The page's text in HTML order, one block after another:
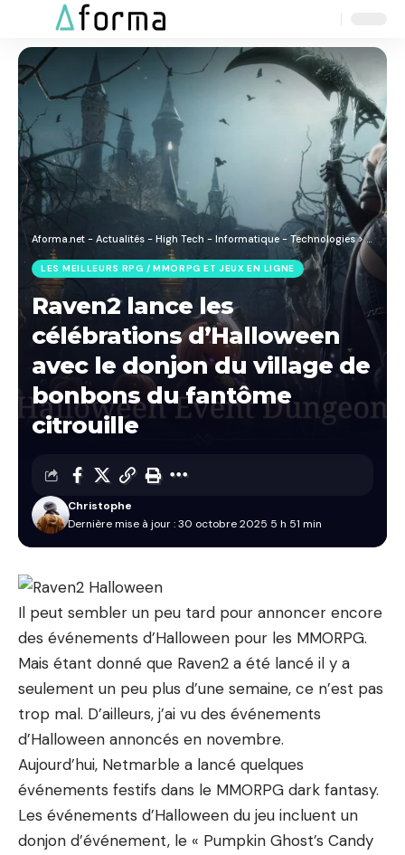
Resizer
Aforma.net - Actualités - High Tech - Informatique - Technologies>Blog
LES MEILLEURS RPG / MMORPG ET JEUX EN LIGNE
Raven2 lance les
célébrations d’Halloween
avec le donjon du village de
bonbons du fantôme
citrouille
Dernière mise à jour : 30 octobre 2025 5 h 51 min
Christophe
Il peut sembler un peu tard pour annoncer encore
des événements d’Halloween pour les MMORPG.
Mais étant donné que Raven2 a été lancé il y a
seulement un peu plus d’une semaine, ce n’est pas
trop mal. D’ailleurs, j’ai vu des événements
d’Halloween annoncés en novembre.
Aujourd’hui, Netmarble a lancé quelques
événements festifs dans le MMORPG dark fantasy.
Les événements d’Halloween du jeu incluent un
donjon d’événement, le « Pumpkin Ghost’s Candy